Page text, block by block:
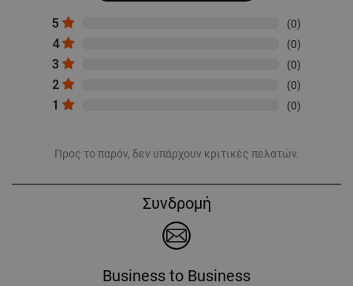
5 (0)
4 (0)
3 (0)
2 (0)
1 (0)
Προς το παρόν, δεν υπάρχουν κριτικές πελατών.
Συνδρομή
Business to Business